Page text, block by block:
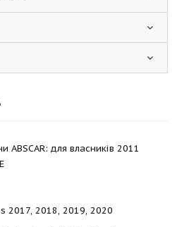
ABSCAR: для власників 2011
2017, 2018, 2019, 2020